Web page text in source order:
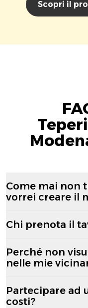
Scopri il
Come mai non
vorrei creare il
Chi prenota il
Perché non
nelle mie
Partecipare ad
costi?